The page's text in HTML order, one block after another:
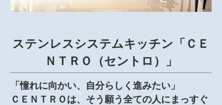
ステンレスシステムキッチン「ＣＥ
ＮＴＲＯ（セントロ）」
「憧れに向かい、自分らしく進みたい」
ＣＥＮＴＲＯは、そう願う全ての人にまっすぐ